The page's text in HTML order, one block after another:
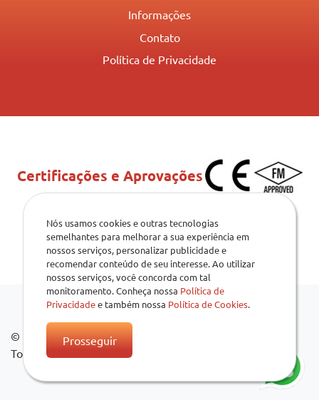
Informações
Contato
Política de Privacidade
Certificações e Aprovações
© 2026.
Todos os direitos reservados.
Nós usamos cookies e outras tecnologias
semelhantes para melhorar a sua experiência em
nossos serviços, personalizar publicidade e
recomendar conteúdo de seu interesse. Ao utilizar
nossos serviços, você concorda com tal
monitoramento. Conheça nossa Política de
Privacidadee também nossa Política de Cookies.
Prosseguir